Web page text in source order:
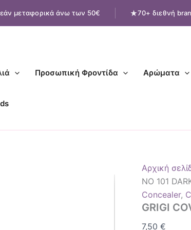
μεταφορικά άνω των 50€ 70+ διεθνή
Προσωπική Φροντίδα Αρώματα
Αρχική
NO 101
Concealer,
GRIGI
7,50€
COVER
STICK
BEIGE